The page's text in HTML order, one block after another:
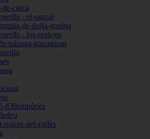
de-cinca
- el-sauzal
de-doña-godina
- los-realejos
trápaga-trapagaran
d39empúries
quirze-del-vallès